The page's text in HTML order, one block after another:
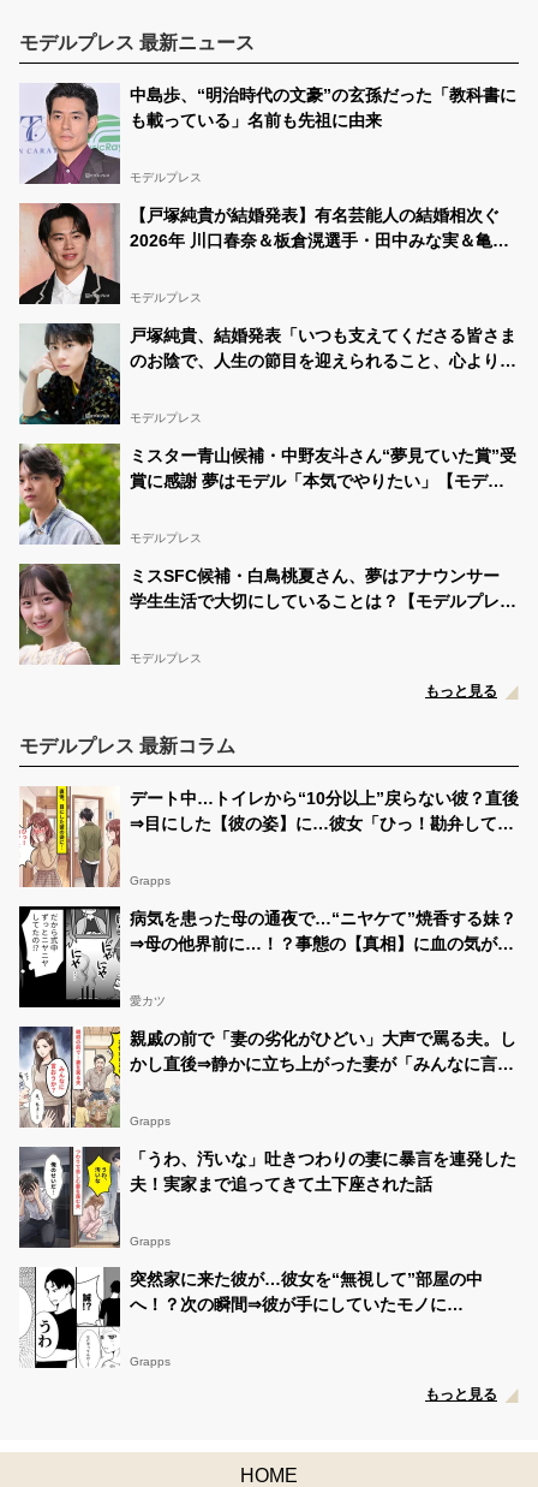
モデルプレス 最新ニュース
中島歩、“明治時代の文豪”の玄孫だった「教科書に
も載っている」名前も先祖に由来
モデルプレス
【戸塚純貴が結婚発表】有名芸能人の結婚相次ぐ
2026年 川口春奈＆板倉滉選手・田中みな実＆亀梨
モデルプレス
戸塚純貴、結婚発表「いつも支えてくださる皆さま
のお陰で、人生の節目を迎えられること、心より感
モデルプレス
ミスター青山候補・中野友斗さん“夢見ていた賞”受
賞に感謝 夢はモデル「本気でやりたい」【モデル
モデルプレス
ミスSFC候補・白鳥桃夏さん、夢はアナウンサー
学生生活で大切にしていることは？【モデルプレス
モデルプレス
もっと見る
モデルプレス 最新コラム
デート中…トイレから“10分以上”戻らない彼？直後
⇒目にした【彼の姿】に…彼女「ひっ！勘弁して
Grapps
病気を患った母の通夜で…“ニヤケて”焼香する妹？
⇒母の他界前に…！？事態の【真相】に血の気が引
愛カツ
親戚の前で「妻の劣化がひどい」大声で罵る夫。し
かし直後⇒静かに立ち上がった妻が「みんなに言お
Grapps
「うわ、汚いな」吐きつわりの妻に暴言を連発した
夫！実家まで追ってきて土下座された話
Grapps
突然家に来た彼が…彼女を“無視して”部屋の中
へ！？次の瞬間⇒彼が手にしていたモノに
Grapps
もっと見る
HOME